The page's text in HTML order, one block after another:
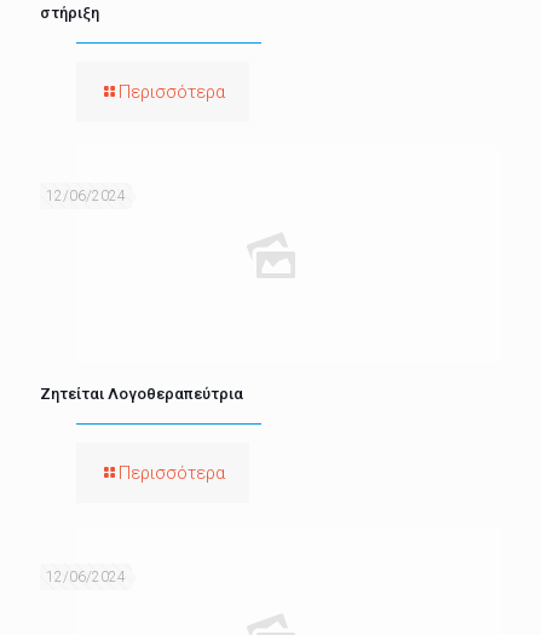
στήριξη
Περισσότερα
12/06/2024
Ζητείται Λογοθεραπεύτρια
Περισσότερα
12/06/2024